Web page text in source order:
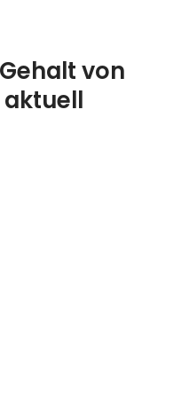
von